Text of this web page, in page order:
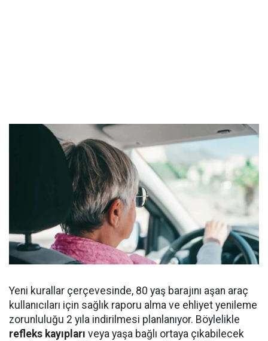
Yeni kurallar çerçevesinde, 80 yaş barajını aşan araç
kullanıcıları için sağlık raporu alma ve ehliyet yenileme
zorunluluğu 2 yıla indirilmesi planlanıyor. Böylelikle
refleks kayıpları veya yaşa bağlı ortaya çıkabilecek